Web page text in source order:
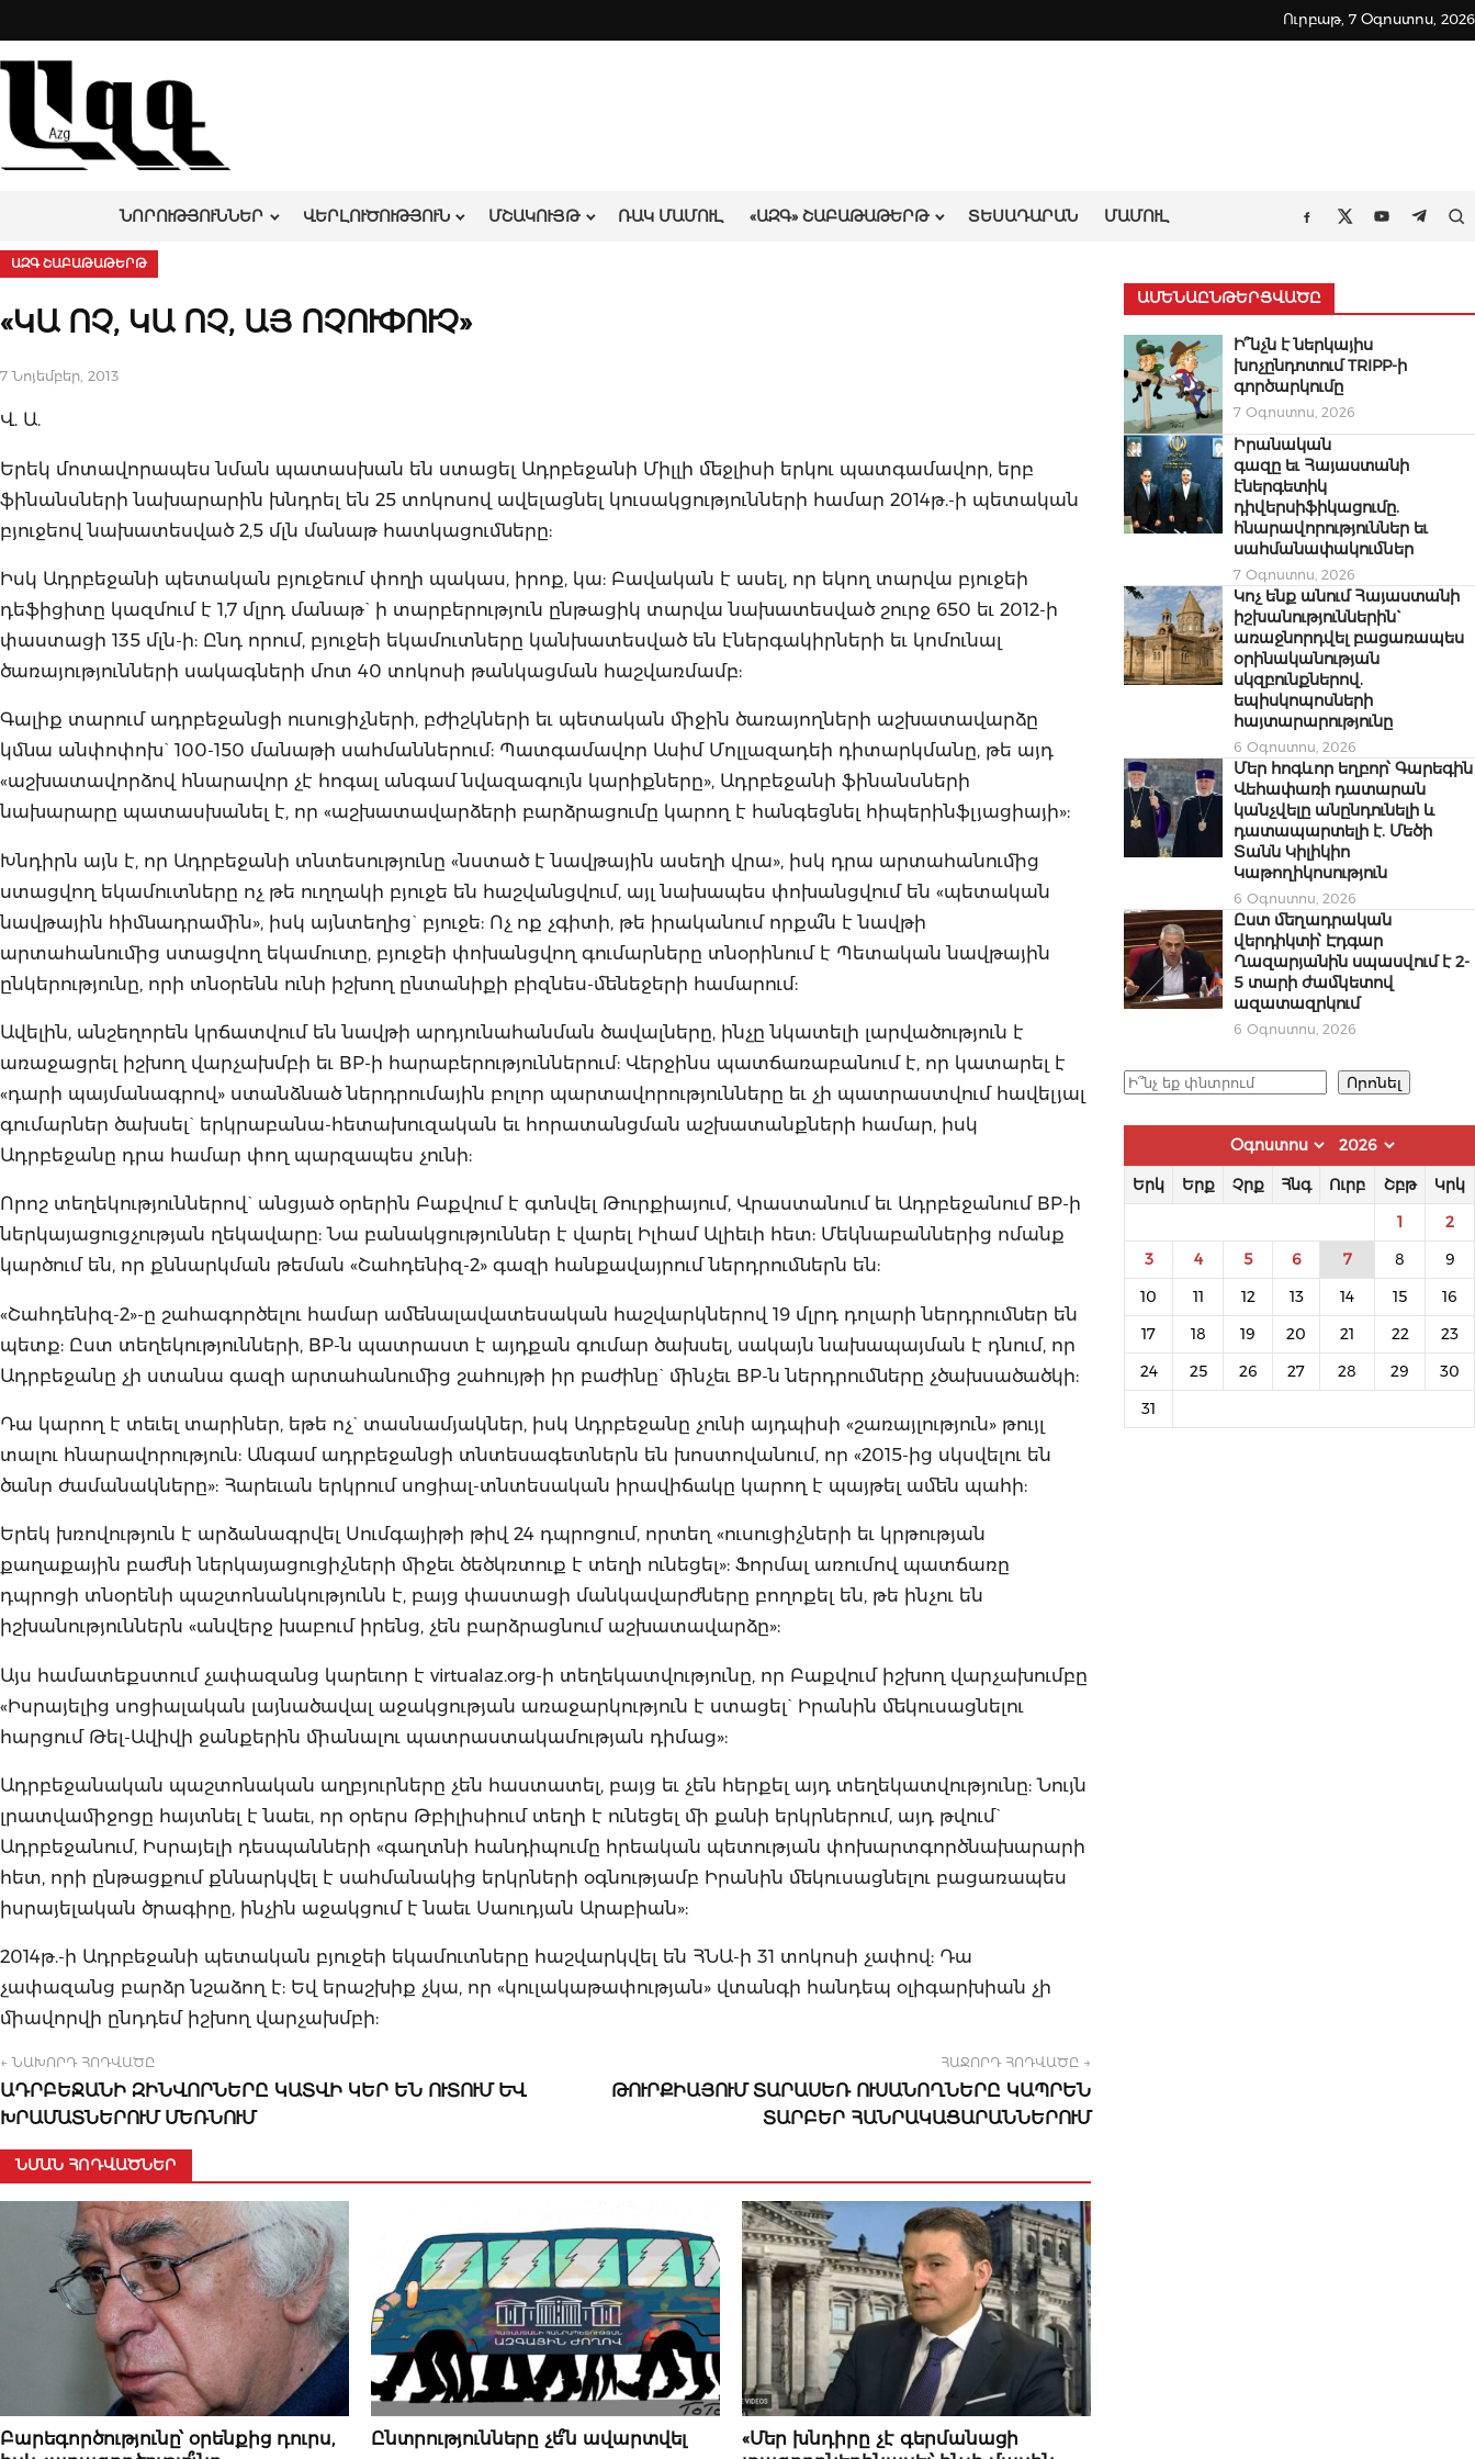
to
content
Ուրբաթ, 7 Օգոստոս, 2026
ՆՈՐՈՒԹՅՈՒՆՆԵՐ ՎԵՐԼՈՒԾՈՒԹՅՈՒՆ ՄՇԱԿՈՒՅԹ ՌԱԿ ՄԱՄՈՒԼ «ԱԶԳ» ՇԱԲԱԹԱԹԵՐԹ ՏԵՍԱԴԱՐԱՆ ՄԱՄՈՒԼ
Facebook
TwitterYoutube
ԱԶԳ ՇԱԲԱԹԱԹԵՐԹ
«ԿԱ ՈՉ, ԿԱ ՈՉ, ԱՅ ՈՉՈՒՓՈՒՉ»
7 Նոյեմբեր, 2013
Վ. Ա.
Երեկ մոտավորապես նման պատասխան են ստացել Ադրբեջանի Միլլի մեջլիսի երկու պատգամավոր, երբ
ֆինանսների նախարարին խնդրել են 25 տոկոսով ավելացնել կուսակցությունների համար 2014թ.-ի պետական
բյուջեով նախատեսված 2,5 մլն մանաթ հատկացումները:
Իսկ Ադրբեջանի պետական բյուջեում փողի պակաս, իրոք, կա: Բավական է ասել, որ եկող տարվա բյուջեի
դեֆիցիտը կազմում է 1,7 մլրդ մանաթ` ի տարբերություն ընթացիկ տարվա նախատեսված շուրջ 650 եւ 2012-ի
փաստացի 135 մլն-ի: Ընդ որում, բյուջեի եկամուտները կանխատեսված են էներգակիրների եւ կոմունալ
ծառայությունների սակագների մոտ 40 տոկոսի թանկացման հաշվառմամբ:
Գալիք տարում ադրբեջանցի ուսուցիչների, բժիշկների եւ պետական միջին ծառայողների աշխատավարձը
կմնա անփոփոխ` 100-150 մանաթի սահմաններում: Պատգամավոր Ասիմ Մոլլազադեի դիտարկմանը, թե այդ
«աշխատավորձով հնարավոր չէ հոգալ անգամ նվազագույն կարիքները», Ադրբեջանի ֆինանսների
նախարարը պատասխանել է, որ «աշխատավարձերի բարձրացումը կարող է հանգեցնել հիպերինֆլյացիայի»:
Խնդիրն այն է, որ Ադրբեջանի տնտեսությունը «նստած է նավթային ասեղի վրա», իսկ դրա արտահանումից
ստացվող եկամուտները ոչ թե ուղղակի բյուջե են հաշվանցվում, այլ նախապես փոխանցվում են «պետական
նավթային հիմնադրամին», իսկ այնտեղից` բյուջե: Ոչ ոք չգիտի, թե իրականում որքա՞ն է նավթի
արտահանումից ստացվող եկամուտը, բյուջեի փոխանցվող գումարները տնօրինում է Պետական նավթային
ընկերությունը, որի տնօրենն ունի իշխող ընտանիքի բիզնես-մենեջերի համարում:
Ավելին, անշեղորեն կրճատվում են նավթի արդյունահանման ծավալները, ինչը նկատելի լարվածություն է
առաջացրել իշխող վարչախմբի եւ BP-ի հարաբերություններում: Վերջինս պատճառաբանում է, որ կատարել է
«դարի պայմանագրով» ստանձնած ներդրումային բոլոր պարտավորությունները եւ չի պատրաստվում հավելյալ
գումարներ ծախսել` երկրաբանա-հետախուզական եւ հորատանցման աշխատանքների համար, իսկ
Ադրբեջանը դրա համար փող պարզապես չունի:
Որոշ տեղեկություններով` անցյած օրերին Բաքվում է գտնվել Թուրքիայում, Վրաստանում եւ Ադրբեջանում BP-ի
ներկայացուցչության ղեկավարը: Նա բանակցություններ է վարել Իլհամ Ալիեւի հետ: Մեկնաբաններից ոմանք
կարծում են, որ քննարկման թեման «Շահդենիզ-2» գազի հանքավայրում ներդրումներն են:
«Շահդենիզ-2»-ը շահագործելու համար ամենալավատեսական հաշվարկներով 19 մլրդ դոլարի ներդրումներ են
պետք: Ըստ տեղեկությունների, BP-ն պատրաստ է այդքան գումար ծախսել, սակայն նախապայման է դնում, որ
Ադրբեջանը չի ստանա գազի արտահանումից շահույթի իր բաժինը` մինչեւ BP-ն ներդրումները չծախսածածկի:
Դա կարող է տեւել տարիներ, եթե ոչ` տասնամյակներ, իսկ Ադրբեջանը չունի այդպիսի «շառայլություն» թույլ
տալու հնարավորություն: Անգամ ադրբեջանցի տնտեսագետներն են խոստովանում, որ «2015-ից սկսվելու են
ծանր ժամանակները»: Հարեւան երկրում սոցիալ-տնտեսական իրավիճակը կարող է պայթել ամեն պահի:
Երեկ խռովություն է արձանագրվել Սումգայիթի թիվ 24 դպրոցում, որտեղ «ուսուցիչների եւ կրթության
քաղաքային բաժնի ներկայացուցիչների միջեւ ծեծկռտուք է տեղի ունեցել»: Ֆորմալ առումով պատճառը
դպրոցի տնօրենի պաշտոնանկությունն է, բայց փաստացի մանկավարժները բողոքել են, թե ինչու են
իշխանություններն «անվերջ խաբում իրենց, չեն բարձրացնում աշխատավարձը»:
Այս համատեքստում չափազանց կարեւոր է virtualaz.org-ի տեղեկատվությունը, որ Բաքվում իշխող վարչախումբը
«Իսրայելից սոցիալական լայնածավալ աջակցության առաջարկություն է ստացել` Իրանին մեկուսացնելու
հարցում Թել-Ավիվի ջանքերին միանալու պատրաստակամության դիմաց»:
Ադրբեջանական պաշտոնական աղբյուրները չեն հաստատել, բայց եւ չեն հերքել այդ տեղեկատվությունը: Նույն
լրատվամիջոցը հայտնել է նաեւ, որ օրերս Թբիլիսիում տեղի է ունեցել մի քանի երկրներում, այդ թվում`
Ադրբեջանում, Իսրայելի դեսպանների «գաղտնի հանդիպումը հրեական պետության փոխարտգործնախարարի
հետ, որի ընթացքում քննարկվել է սահմանակից երկրների օգնությամբ Իրանին մեկուսացնելու բացառապես
իսրայելական ծրագիրը, ինչին աջակցում է նաեւ Սաուդյան Արաբիան»:
2014թ.-ի Ադրբեջանի պետական բյուջեի եկամուտները հաշվարկվել են ՀՆԱ-ի 31 տոկոսի չափով: Դա
չափազանց բարձր նշաձող է: Եվ երաշխիք չկա, որ «կուլակաթափության» վտանգի հանդեպ օլիգարխիան չի
միավորվի ընդդեմ իշխող վարչախմբի:
← ՆԱԽՈՐԴ ՀՈԴՎԱԾԸ
ԱԴՐԲԵՋԱՆԻ ԶԻՆՎՈՐՆԵՐԸ ԿԱՏՎԻ ԿԵՐ ԵՆ ՈՒՏՈՒՄ ԵՎ
ԽՐԱՄԱՏՆԵՐՈՒՄ ՄԵՌՆՈՒՄ
ՀԱՋՈՐԴ ՀՈԴՎԱԾԸ →
ԹՈՒՐՔԻԱՅՈՒՄ ՏԱՐԱՍԵՌ ՈՒՍԱՆՈՂՆԵՐԸ ԿԱՊՐԵՆ
ՏԱՐԲԵՐ ՀԱՆՐԱԿԱՑԱՐԱՆՆԵՐՈՒՄ
ՆՄԱՆ ՀՈԴՎԱԾՆԵՐ
07 ՕԳՈՍՏՈՍԻ, 2026
Բարեգործությունը՝ օրենքից դուրս,
07 ՕԳՈՍՏՈՍԻ, 2026
Ընտրությունները չե՞ն ավարտվել 07 ՕԳՈՍՏՈՍԻ, 2026
«Մեր խնդիրը չէ գերմանացի
ԱՄԵՆԱԸՆԹԵՐՑՎԱԾԸ
Ի՞նչն է ներկայիս
խոչընդոտում TRIPP-ի
գործարկումը
7 Օգոստոս, 2026
Իրանական
գազը եւ Հայաստանի
էներգետիկ
դիվերսիֆիկացումը.
հնարավորություններ եւ
սահմանափակումներ
7 Օգոստոս, 2026
Կոչ ենք անում Հայաստանի
իշխանություններին`
առաջնորդվել բացառապես
օրինականության
սկզբունքներով.
եպիսկոպոսների
հայտարարությունը
6 Օգոստոս, 2026
Մեր հոգևոր եղբոր՝ Գարեգին
Վեհափառի դատարան
կանչվելը անընդունելի և
դատապարտելի է. Մեծի
Տանն Կիլիկիո
Կաթողիկոսություն
6 Օգոստոս, 2026
Ըստ մեղադրական
վերդիկտի՝ Էդգար
Ղազարյանին սպասվում է 2-
5 տարի ժամկետով
ազատազրկում
6 Օգոստոս, 2026
Որոնել Որոնել
Երկ Երք Չրք Հնգ Ուրբ Շբթ Կրկ
1 2
3 4 5 6 7 8 9
10 11 12 13 14 15 16
17 18 19 20 21 22 23
24 25 26 27 28 29 30
31